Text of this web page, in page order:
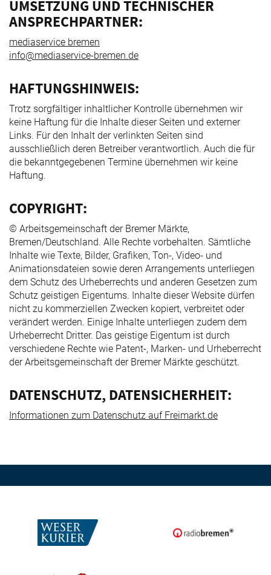
UMSETZUNG UND TECHNISCHER
ANSPRECHPARTNER:
mediaservice bremen
info@mediaservice-bremen.de
HAFTUNGSHINWEIS:
Trotz sorgfältiger inhaltlicher Kontrolle übernehmen wir
keine Haftung für die Inhalte dieser Seiten und externer
Links. Für den Inhalt der verlinkten Seiten sind
ausschließlich deren Betreiber verantwortlich. Auch die für
die bekanntgegebenen Termine übernehmen wir keine
Haftung.
COPYRIGHT:
© Arbeitsgemeinschaft der Bremer Märkte,
Bremen/Deutschland. Alle Rechte vorbehalten. Sämtliche
Inhalte wie Texte, Bilder, Grafiken, Ton-, Video- und
Animationsdateien sowie deren Arrangements unterliegen
dem Schutz des Urheberrechts und anderen Gesetzen zum
Schutz geistigen Eigentums. Inhalte dieser Website dürfen
nicht zu kommerziellen Zwecken kopiert, verbreitet oder
verändert werden. Einige Inhalte unterliegen zudem dem
Urheberrecht Dritter. Das geistige Eigentum ist durch
verschiedene Rechte wie Patent-, Marken- und Urheberrecht
der Arbeitsgemeinschaft der Bremer Märkte geschützt.
DATENSCHUTZ, DATENSICHERHEIT:
Informationen zum Datenschutz auf Freimarkt.de